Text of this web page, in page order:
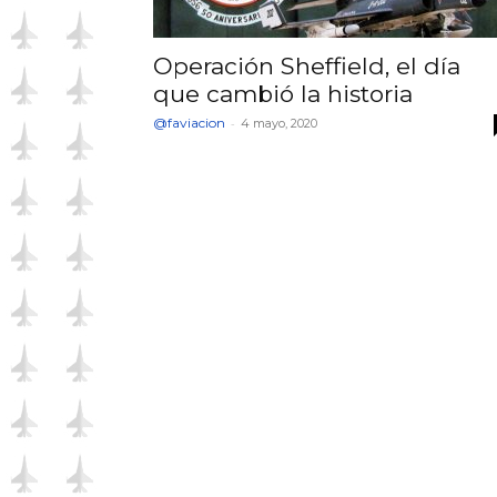
Operación Sheffield, el día
que cambió la historia
@faviacion - 4 mayo, 2020